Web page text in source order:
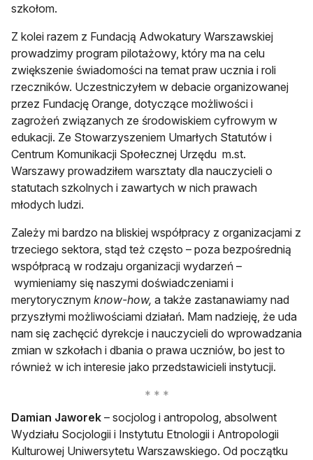
szkołom.
Z kolei razem z Fundacją Adwokatury Warszawskiej
prowadzimy program pilotażowy, który ma na celu
zwiększenie świadomości na temat praw ucznia i roli
rzeczników. Uczestniczyłem w debacie organizowanej
przez Fundację Orange, dotyczące możliwości i
zagrożeń związanych ze środowiskiem cyfrowym w
edukacji. Ze Stowarzyszeniem Umarłych Statutów i
Centrum Komunikacji Społecznej Urzędu m.st.
Warszawy prowadziłem warsztaty dla nauczycieli o
statutach szkolnych i zawartych w nich prawach
młodych ludzi.
Zależy mi bardzo na bliskiej współpracy z organizacjami z
trzeciego sektora, stąd też często – poza bezpośrednią
współpracą w rodzaju organizacji wydarzeń –
wymieniamy się naszymi doświadczeniami i
merytorycznym know-how, a także zastanawiamy nad
przyszłymi możliwościami działań. Mam nadzieję, że uda
nam się zachęcić dyrekcje i nauczycieli do wprowadzania
zmian w szkołach i dbania o prawa uczniów, bo jest to
również w ich interesie jako przedstawicieli instytucji.
Damian Jaworek – socjolog i antropolog, absolwent
Wydziału Socjologii i Instytutu Etnologii i Antropologii
Kulturowej Uniwersytetu Warszawskiego. Od początku